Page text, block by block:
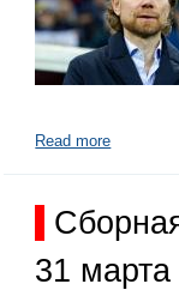
Read more
31